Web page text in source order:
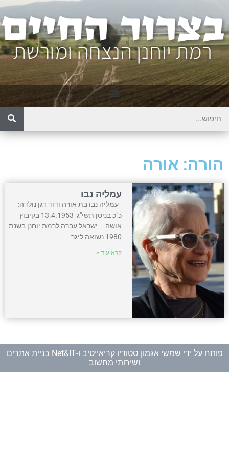
הורה: אורה
עמליה נבו
עמליה נבו בת אורה ודוד דגן נולדה:
כ"כ בניסן תשי"ג 13.4.1953 בקיבוץ
אושה – ישראל עברה לרמת יוחנן בשנת
1980 נשואה ליגר
קרא עוד »
פותח על ידי שמשי אגמון סטודיו קריאייטיב ו-
Net&IT בניית אתרים
ושירותי מחשוב